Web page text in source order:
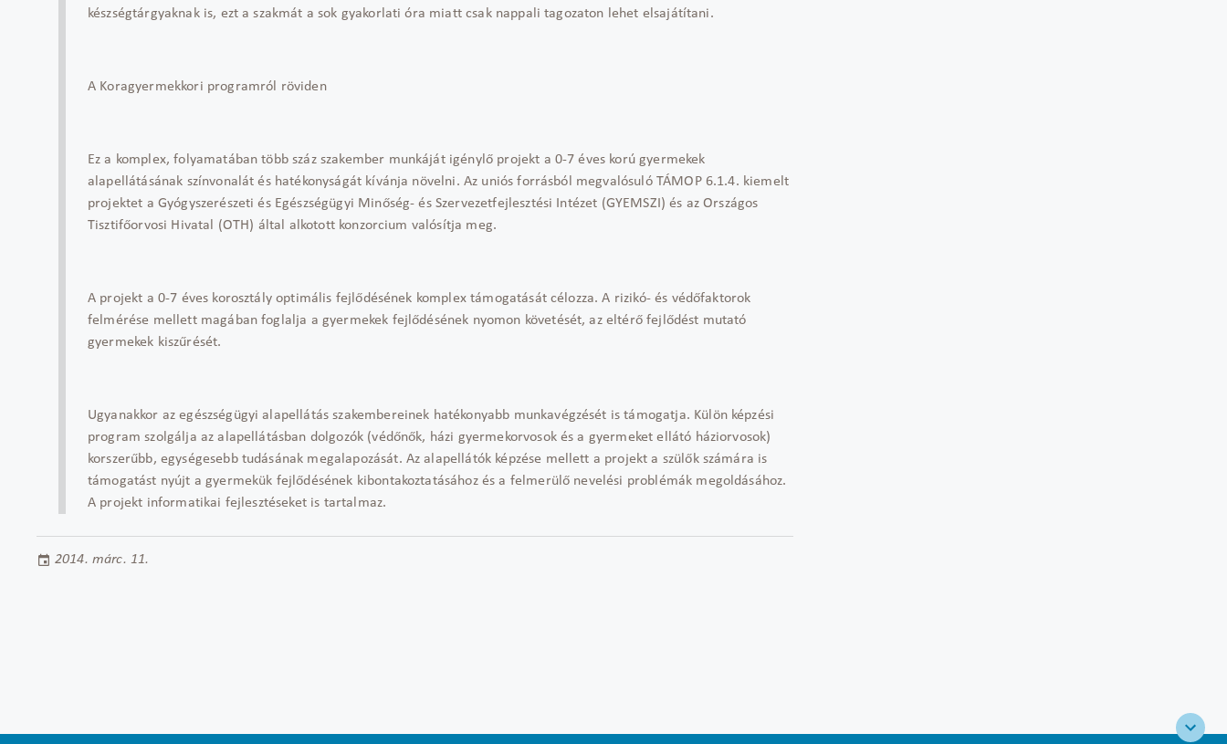
készségtárgyaknak is, ezt a szakmát a sok gyakorlati óra miatt csak nappali tagozaton lehet elsajátítani.
A Koragyermekkori programról röviden
Ez a komplex, folyamatában több száz szakember munkáját igénylő projekt a 0-7 éves korú gyermekek
alapellátásának színvonalát és hatékonyságát kívánja növelni. Az uniós forrásból megvalósuló TÁMOP 6.1.4. kiemelt
projektet a Gyógyszerészeti és Egészségügyi Minőség- és Szervezetfejlesztési Intézet (GYEMSZI) és az Országos
Tisztifőorvosi Hivatal (OTH) által alkotott konzorcium valósítja meg.
A projekt a 0-7 éves korosztály optimális fejlődésének komplex támogatását célozza. A rizikó- és védőfaktorok
felmérése mellett magában foglalja a gyermekek fejlődésének nyomon követését, az eltérő fejlődést mutató
gyermekek kiszűrését.
Ugyanakkor az egészségügyi alapellátás szakembereinek hatékonyabb munkavégzését is támogatja. Külön képzési
program szolgálja az alapellátásban dolgozók (védőnők, házi gyermekorvosok és a gyermeket ellátó háziorvosok)
korszerűbb, egységesebb tudásának megalapozását. Az alapellátók képzése mellett a projekt a szülők számára is
támogatást nyújt a gyermekük fejlődésének kibontakoztatásához és a felmerülő nevelési problémák megoldásához.
A projekt informatikai fejlesztéseket is tartalmaz.
2014. márc. 11.